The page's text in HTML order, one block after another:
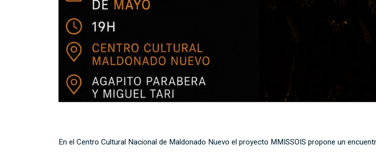
En el Centro Cultural Nacional de Maldonado Nuevo el proyecto MMISSOIS propone un